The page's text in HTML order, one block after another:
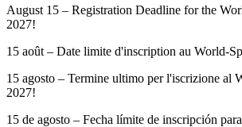
August 15 – Registration Deadline for the
2027!
15 août – Date limite d'inscription au World-
15 agosto – Termine ultimo per l'iscrizione al
2027!
15 de agosto – Fecha límite de inscripción